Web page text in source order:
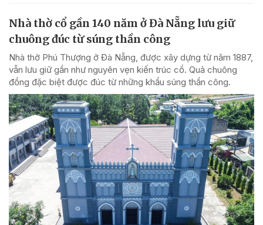
Nhà thờ cổ gần 140 năm ở Đà Nẵng lưu giữ
chuông đúc từ súng thần công
Nhà thờ Phú Thượng ở Đà Nẵng, được xây dựng từ năm 1887,
vẫn lưu giữ gần như nguyên vẹn kiến trúc cổ. Quả chuông
đồng đặc biệt được đúc từ những khẩu súng thần công.